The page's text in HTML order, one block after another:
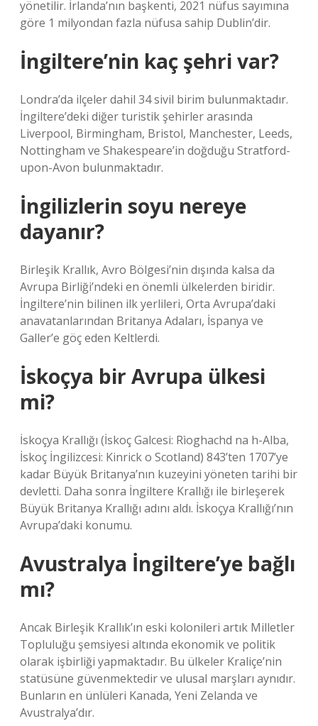
yönetilir. İrlanda’nın başkenti, 2021 nüfus sayımına
göre 1 milyondan fazla nüfusa sahip Dublin’dir.
İngiltere’nin kaç şehri var?
Londra’da ilçeler dahil 34 sivil birim bulunmaktadır.
İngiltere’deki diğer turistik şehirler arasında
Liverpool, Birmingham, Bristol, Manchester, Leeds,
Nottingham ve Shakespeare’in doğduğu Stratford-
upon-Avon bulunmaktadır.
İngilizlerin soyu nereye
dayanır?
Birleşik Krallık, Avro Bölgesi’nin dışında kalsa da
Avrupa Birliği’ndeki en önemli ülkelerden biridir.
İngiltere’nin bilinen ilk yerlileri, Orta Avrupa’daki
anavatanlarından Britanya Adaları, İspanya ve
Galler’e göç eden Keltlerdi.
İskoçya bir Avrupa ülkesi
mi?
İskoçya Krallığı (İskoç Galcesi: Rìoghachd na h-Alba,
İskoç İngilizcesi: Kinrick o Scotland) 843’ten 1707’ye
kadar Büyük Britanya’nın kuzeyini yöneten tarihi bir
devletti. Daha sonra İngiltere Krallığı ile birleşerek
Büyük Britanya Krallığı adını aldı. İskoçya Krallığı’nın
Avrupa’daki konumu.
Avustralya İngiltere’ye bağlı
mı?
Ancak Birleşik Krallık’ın eski kolonileri artık Milletler
Topluluğu şemsiyesi altında ekonomik ve politik
olarak işbirliği yapmaktadır. Bu ülkeler Kraliçe’nin
statüsüne güvenmektedir ve ulusal marşları aynıdır.
Bunların en ünlüleri Kanada, Yeni Zelanda ve
Avustralya’dır.